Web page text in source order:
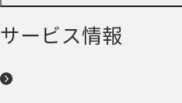
サービス情報